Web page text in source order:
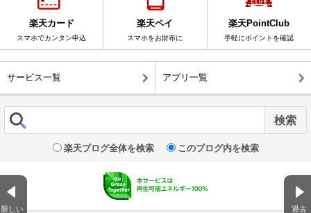
新しい 過去
楽天カード
スマホでカンタン申込
楽天ペイ
スマホをお財布に
楽天PointClub
手軽にポイントを確認
サービス一覧 アプリ一覧
楽天ブログ全体を検索 このブログ内を検索